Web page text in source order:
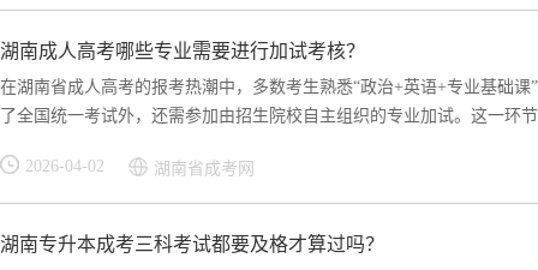
湖南成人高考哪些专业需要进行加试考核？
在湖南省成人高考的报考热潮中，多数考生熟悉“政治+英语+专业基础
了全国统一考试外，还需参加由招生院校自主组织的专业加试。这一环
2026-04-02 湖南省成考网
湖南专升本成考三科考试都要及格才算过吗？